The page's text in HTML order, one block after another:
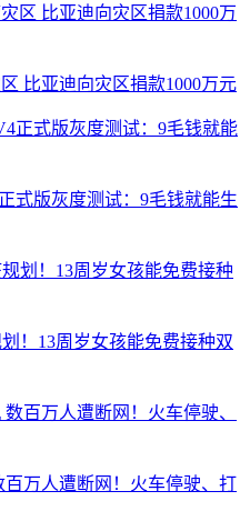
比亚迪向灾区捐款1000万元
式版灰度测试：9毛钱就能生
！13周岁女孩能免费接种双
万人遭断网！火车停驶、打